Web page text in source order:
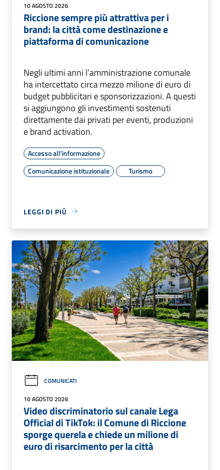
10 AGOSTO 2026
Riccione sempre più attrattiva per i
brand: la città come destinazione e
piattaforma di comunicazione
Negli ultimi anni l’amministrazione comunale
ha intercettato circa mezzo milione di euro di
budget pubblicitari e sponsorizzazioni. A questi
si aggiungono gli investimenti sostenuti
direttamente dai privati per eventi, produzioni
e brand activation.
Accesso all'informazione
Comunicazione istituzionale
Turismo
LEGGI DI PIÙ
COMUNICATI
10 AGOSTO 2026
Video discriminatorio sul canale Lega
Official di TikTok: il Comune di Riccione
sporge querela e chiede un milione di
euro di risarcimento per la città